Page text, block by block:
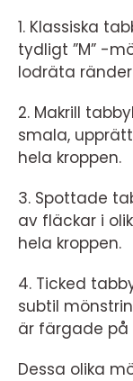
1. Klassiska
tydligt ”M” -
lodräta
2. Makrill
smala,
hela kroppen.
3. Spottade
av fläckar i
hela kroppen.
4. Ticked
subtil
är färgade på
Dessa olika